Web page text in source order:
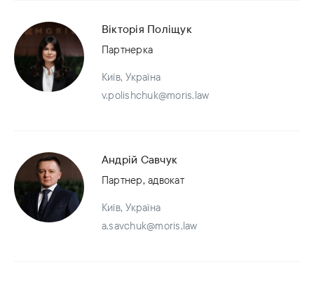
Вікторія Поліщук
Партнерка
Київ, Україна
v.polishchuk@moris.law
Андрій Савчук
Партнер, адвокат
Київ, Україна
a.savchuk@moris.law